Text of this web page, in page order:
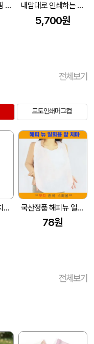
Blossom 고급 캠핑 방수 개인용 폴딩 방석 매트 1P 내맘대로 인쇄하는 초경량 돗자리(소)
5,700원
전체보기
포토인쇄머그컵
벨크로 손님용 앞치마 식당용 업소용 국산정품 해피뉴 일회용 앞치마 무지 흰색 스페셜
78원
전체보기